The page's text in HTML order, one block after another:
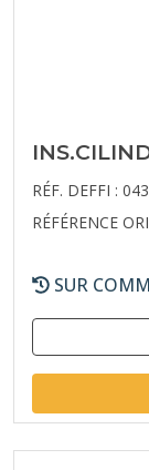
RÉF. DEFFI :
RÉFÉRENCE
SUR